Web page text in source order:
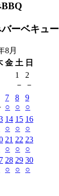
ーベキュー
8月
金 土 日
1
－
2
－
7
○
8
○
9
○
14
○
15
○
16
○
21
○
22
○
23
○
28
○
29
○
30
○